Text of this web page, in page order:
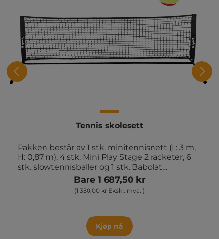
Tennis skolesett
Pakken består av 1 stk. minitennisnett (L: 3 m,
H: 0,87 m), 4 stk. Mini Play Stage 2 racketer, 6
stk. slowtennisballer og 1 stk. Babolat
skumtennisball (Ø: 9 cm).
Bare 1 687,50 kr
(1 350,00 kr Ekskl. mva. )
Kjøp nå